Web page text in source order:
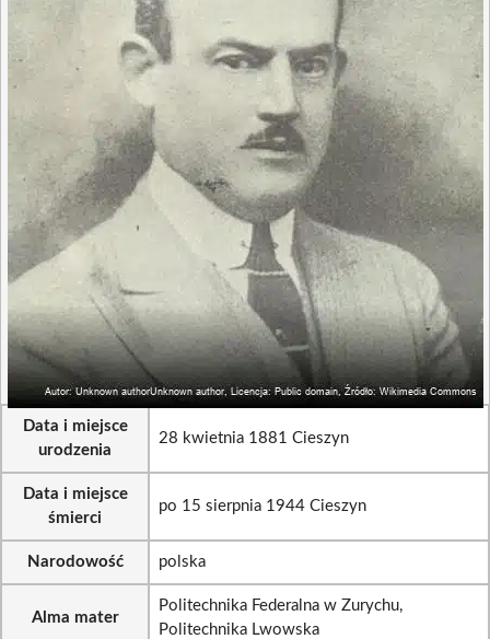
Data i miejsce
urodzenia
28 kwietnia 1881 Cieszyn
Data i miejsce
śmierci
po 15 sierpnia 1944 Cieszyn
Narodowość polska
Alma mater
Politechnika Federalna w Zurychu,
Politechnika Lwowska